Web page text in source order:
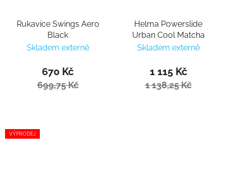
Rukavice Swings Aero
Black
Skladem externě
670 Kč
699,75 Kč
Helma Powerslide
Urban Cool Matcha
Skladem externě
1 115 Kč
1 138,25 Kč
VÝPRODEJ